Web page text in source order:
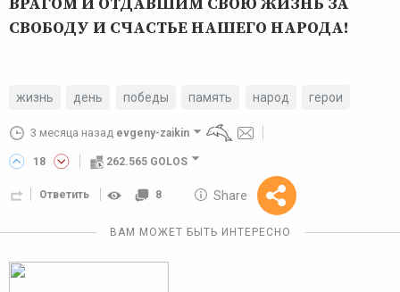
СВОБОДУ И СЧАСТЬЕ НАШЕГО НАРОДА!
жизнь день победы память народ герои
3 месяца назад evgeny-zaikin
18 262.565 GOLOS
Ответить 8 Share
Reward
10 GOLOS
ВАМ МОЖЕТ БЫТЬ ИНТЕРЕСНО